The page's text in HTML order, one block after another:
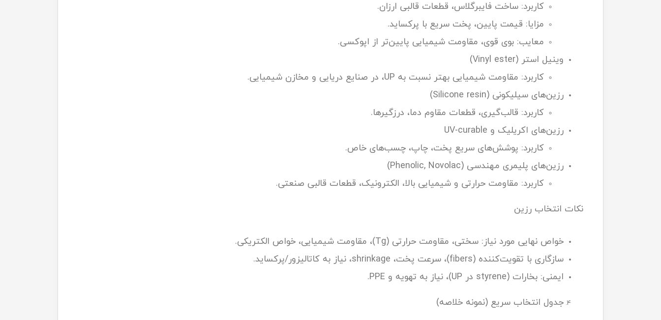
کاربرد: ساخت فایبرگلاس، قطعات قالبی ارزان.
مزایا: قیمت پایین، پخت سریع با پرکساید.
معایب: بوی قوی، مقاومت شیمیایی پایین‌تر از اپوکسی.
وینیل استر (Vinyl ester)
کاربرد: مقاومت شیمیایی بهتر نسبت به UP، در صنایع دریایی و مخازن شیمیایی.
رزین‌های سیلیکونی (Silicone resin)
کاربرد: قالب‌گیری، قطعات مقاوم دما، درزگیرها.
رزین‌های اکریلیک و UV-curable
کاربرد: پوشش‌های سریع پخت، چاپ، چسب‌های خاص.
رزین‌های پلیمری مهندسی (Phenolic, Novolac)
کاربرد: مقاومت حرارتی و شیمیایی بالا، الکترونیک، قطعات قالبی صنعتی.
نکات انتخاب رزین
خواص نهایی مورد نیاز: سختی، مقاومت حرارتی (Tg)، مقاومت شیمیایی، خواص الکتریکی.
سازگاری با تقویت‌کننده (fibers)، سرعت پخت، shrinkage، نیاز به کاتالیزور/پرکسايد.
ایمنی: بخارات (styrene در UP)، نیاز به تهویه و PPE.
جدول انتخاب سریع (نمونه خلاصه)